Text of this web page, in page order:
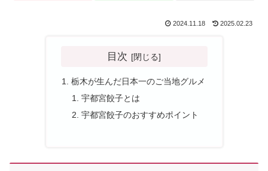
2024.11.18 2025.02.23
目次
栃木が生んだ日本一のご当地グルメ
宇都宮餃子とは
宇都宮餃子のおすすめポイント